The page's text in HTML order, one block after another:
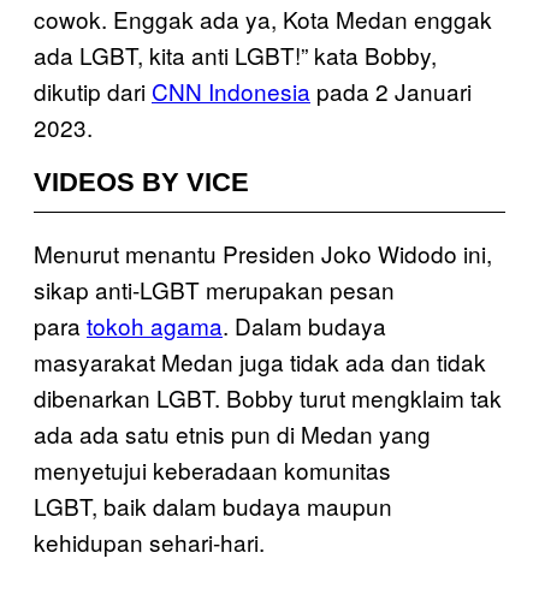
cowok. Enggak ada ya, Kota Medan enggak
ada LGBT, kita anti LGBT!” kata Bobby,
dikutip dari CNN Indonesia pada 2 Januari
2023.
VIDEOS BY VICE
Menurut menantu Presiden Joko Widodo ini,
sikap anti-LGBT merupakan pesan
para tokoh agama. Dalam budaya
masyarakat Medan juga tidak ada dan tidak
dibenarkan LGBT. Bobby turut mengklaim tak
ada ada satu etnis pun di Medan yang
menyetujui keberadaan komunitas
LGBT, baik dalam budaya maupun
kehidupan sehari-hari.